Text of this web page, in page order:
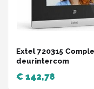
Extel 720315
deurintercom
€ 142,78